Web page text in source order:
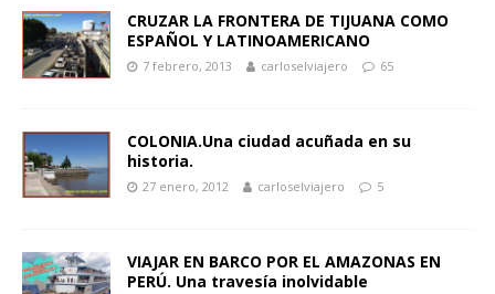
CRUZAR LA FRONTERA DE TIJUANA COMO
ESPAÑOL Y LATINOAMERICANO
7 febrero, 2013 carloselviajero 65
COLONIA.Una ciudad acuñada en su
historia.
27 enero, 2012 carloselviajero 5
VIAJAR EN BARCO POR EL AMAZONAS EN
PERÚ. Una travesía inolvidable